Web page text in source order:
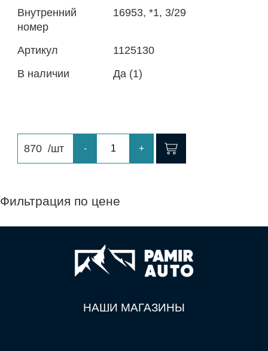
Внутренний
номер
16953, *1, 3/29
Артикул
1125130
В наличии
Да (1)
870 /шт - +
Фильтрация по цене
НАШИ МАГАЗИНЫ